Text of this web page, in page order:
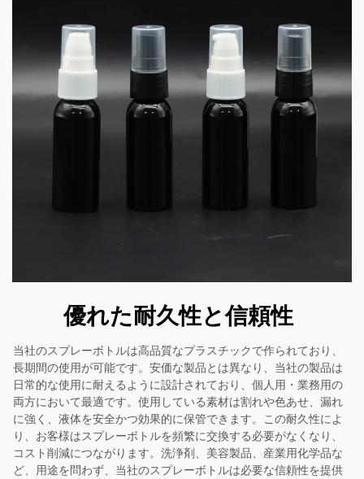
優れた耐久性と信頼性
当社のスプレーボトルは高品質なプラスチックで作られており、
長期間の使用が可能です。安価な製品とは異なり、当社の製品は
日常的な使用に耐えるように設計されており、個人用・業務用の
両方において最適です。使用している素材は割れや色あせ、漏れ
に強く、液体を安全かつ効果的に保管できます。この耐久性によ
り、お客様はスプレーボトルを頻繁に交換する必要がなくなり、
コスト削減につながります。洗浄剤、美容製品、産業用化学品な
ど、用途を問わず、当社のスプレーボトルは必要な信頼性を提供